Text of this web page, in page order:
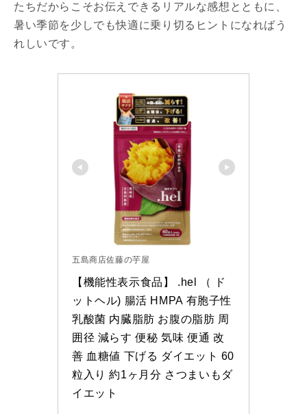
たちだからこそお伝えできるリアルな感想とと もに、
暑い季節を少しでも快適に乗り切るヒントになればう
れしいです。
五島商店佐藤の芋屋
【機能性表示食品】 .hel （ ド
ットヘル) 腸活 HMPA 有胞子性
乳酸菌 内臓脂肪 お腹の脂肪 周
囲径 減らす 便秘 気味 便通 改
善 血糖値 下げる ダイエット 60
粒入り 約1ヶ月分 さつまいもダ
イエット